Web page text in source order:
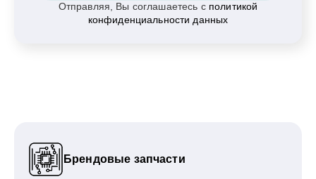
Отправляя, Вы соглашаетесь с политикой
конфиденциальности данных
Брендовые запчасти